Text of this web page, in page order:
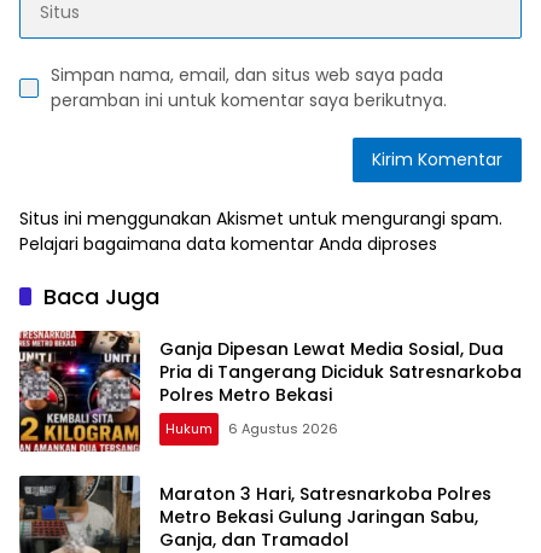
Simpan nama, email, dan situs web saya pada
peramban ini untuk komentar saya berikutnya.
Situs ini menggunakan Akismet untuk mengurangi spam.
Pelajari bagaimana data komentar Anda diproses
Baca Juga
Ganja Dipesan Lewat Media Sosial, Dua
Pria di Tangerang Diciduk Satresnarkoba
Polres Metro Bekasi
Hukum 6 Agustus 2026
Maraton 3 Hari, Satresnarkoba Polres
Metro Bekasi Gulung Jaringan Sabu,
Ganja, dan Tramadol